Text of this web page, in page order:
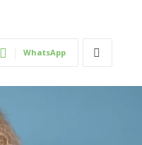
WhatsApp